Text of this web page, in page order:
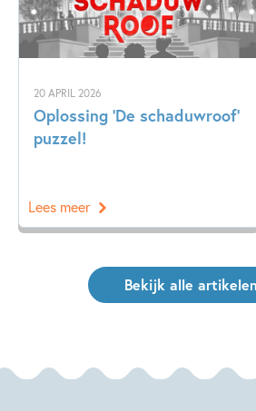
20 APRIL 2026
Oplossing ‘De schaduwroof’
puzzel!
Lees meer
Bekijk alle artikelen